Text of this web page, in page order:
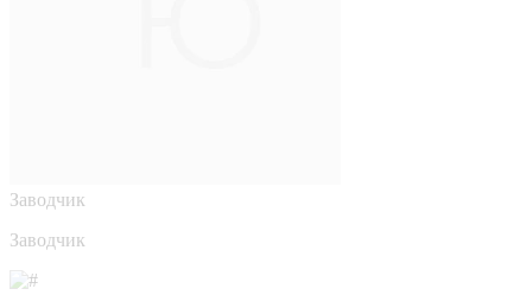
Заводчик
Заводчик